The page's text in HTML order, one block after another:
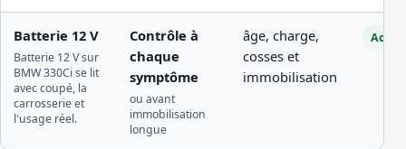
Batterie 12 V
Batterie 12 V sur
BMW 330Ci se lit
avec coupé, la
carrosserie et
l'usage réel.
Contrôle à
chaque
symptôme
ou avant
immobilisation
longue
âge, charge,
cosses et
immobilisation